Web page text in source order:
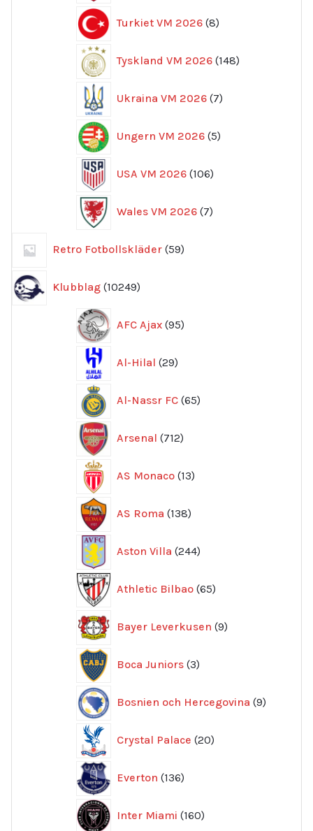
Turkiet VM 2026 8
produkter
Tyskland VM 2026 148
produkter
Ukraina VM 2026 7
produkter
Ungern VM 2026 5
produkter
USA VM 2026 106
produkter
Wales VM 2026 7
produkter
Retro Fotbollskläder 59
produkter
Klubblag 10249
produkter
AFC Ajax 95
produkter
Al-Hilal 29
produkter
Al-Nassr FC 65
produkter
Arsenal 712
produkter
AS Monaco 13
produkter
AS Roma 138
produkter
Aston Villa 244
produkter
Athletic Bilbao 65
produkter
Bayer Leverkusen 9
produkter
Boca Juniors 3
produkter
Bosnien och Hercegovina 9
produkter
Crystal Palace 20
produkter
Everton 136
produkter
Inter Miami 160
produkter